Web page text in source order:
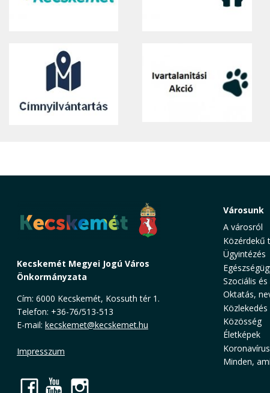
Kecskemét Megyei Jogú Város
Önkormányzata
Cím: 6000 Kecskemét, Kossuth tér 1.
Telefon: +36-76/513-513
E-mail: kecskemet@kecskemet.hu
Impresszum
Városunk
A városról
Közérdekű
Ügyintézés
Szociális
Oktatás,
Közlekedés
Közösség
Életképek
Koronavírus
Minden,